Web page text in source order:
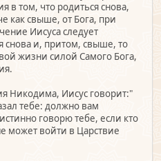
в том, что родиться снова,
как свыше, от Бога, при
Иисуса следует
снова и, притом, свыше, то
жизни силой Самого Бога,
Никодима, Иисус говорит:"
тебе: должно вам
говорю тебе, если кто
может войти в Царствие